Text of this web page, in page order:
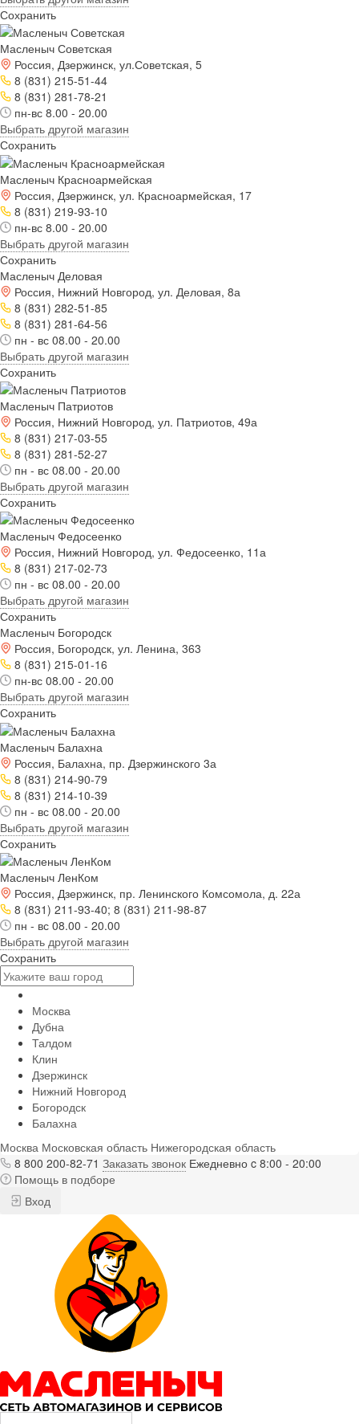
Сохранить
Масленыч Советская
Россия, Дзержинск, ул.Советская, 5
8 (831) 215-51-44
8 (831) 281-78-21
пн-вс 8.00 - 20.00
Выбрать другой магазин
Сохранить
Масленыч Красноармейская
Россия, Дзержинск, ул. Красноармейская, 17
8 (831) 219-93-10
пн-вс 8.00 - 20.00
Выбрать другой магазин
Сохранить
Масленыч Деловая
Россия, Нижний Новгород, ул. Деловая, 8а
8 (831) 282-51-85
8 (831) 281-64-56
пн - вс 08.00 - 20.00
Выбрать другой магазин
Сохранить
Масленыч Патриотов
Россия, Нижний Новгород, ул. Патриотов, 49а
8 (831) 217-03-55
8 (831) 281-52-27
пн - вс 08.00 - 20.00
Выбрать другой магазин
Сохранить
Масленыч Федосеенко
Россия, Нижний Новгород, ул. Федосеенко, 11а
8 (831) 217-02-73
пн - вс 08.00 - 20.00
Выбрать другой магазин
Сохранить
Масленыч Богородск
Россия, Богородск, ул. Ленина, 363
8 (831) 215-01-16
пн-вс 08.00 - 20.00
Выбрать другой магазин
Сохранить
Масленыч Балахна
Россия, Балахна, пр. Дзержинского 3а
8 (831) 214-90-79
8 (831) 214-10-39
пн - вс 08.00 - 20.00
Выбрать другой магазин
Сохранить
Масленыч ЛенКом
Россия, Дзержинск, пр. Ленинского Комсомола, д. 22а
8 (831) 211-93-40; 8 (831) 211-98-87
пн - вс 08.00 - 20.00
Выбрать другой магазин
Сохранить
Москва
Дубна
Талдом
Клин
Дзержинск
Нижний Новгород
Богородск
Балахна
Москва Московская область Нижегородская область
8 800 200-82-71 Заказать звонок Ежедневно c 8:00 - 20:00
Помощь в подборе
Вход